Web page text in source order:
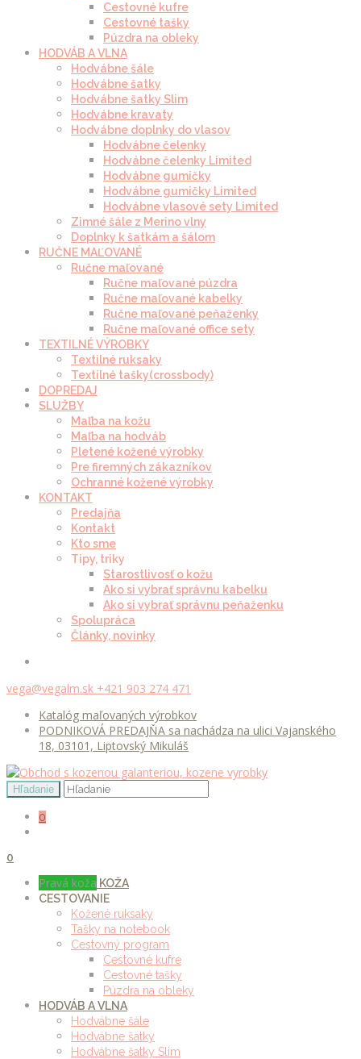
Cestovné kufre
Cestovné tašky
Púzdra na obleky
HODVÁB A VLNA
Hodvábne šále
Hodvábne šatky
Hodvábne šatky Slim
Hodvábne kravaty
Hodvábne doplnky do vlasov
Hodvábne čelenky
Hodvábne čelenky Limited
Hodvábne gumičky
Hodvábne gumičky Limited
Hodvábne vlasové sety Limited
Zimné šále z Merino vlny
Doplnky k šatkám a šálom
RUČNE MAĽOVANÉ
Ručne maľované
Ručne maľované púzdra
Ručne maľované kabelky
Ručne maľované peňaženky
Ručne maľované office sety
TEXTILNÉ VÝROBKY
Textilné ruksaky
Textilné tašky(crossbody)
DOPREDAJ
SLUŽBY
Maľba na kožu
Maľba na hodváb
Pletené kožené výrobky
Pre firemných zákazníkov
Ochranné kožené výrobky
KONTAKT
Predajňa
Kontakt
Kto sme
Tipy, triky
Starostlivosť o kožu
Ako si vybrať správnu kabelku
Ako si vybrať správnu peňaženku
Spolupráca
Články, novinky
vega@vegalm.sk +421 903 274 471
Katalóg maľovaných výrobkov
PODNIKOVÁ PREDAJŇA sa nachádza na ulici Vajanského
18, 03101, Liptovský Mikuláš
0
0
Pravá koža KOŽA
CESTOVANIE
Kožené ruksaky
Tašky na notebook
Cestovný program
Cestovné kufre
Cestovné tašky
Púzdra na obleky
HODVÁB A VLNA
Hodvábne šále
Hodvábne šatky
Hodvábne šatky Slim